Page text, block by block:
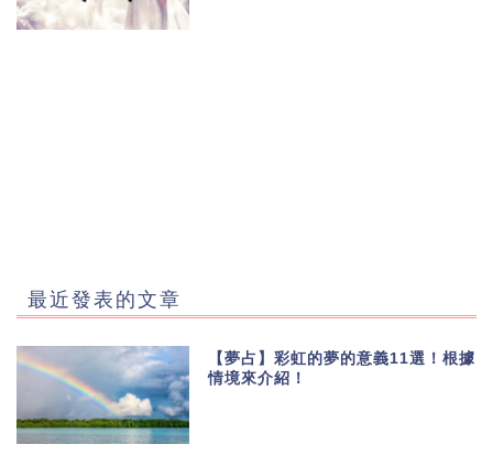
最近發表的文章
【夢占】彩虹的夢的意義11選！根據
情境來介紹！